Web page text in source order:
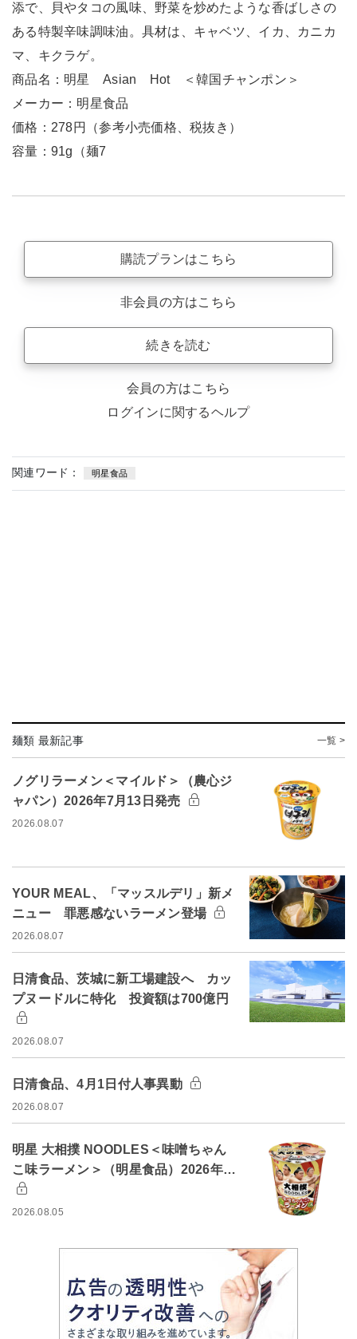
添で、貝やタコの風味、野菜を炒めたような香ばしさの
ある特製辛味調味油。具材は、キャベツ、イカ、カニカ
マ、キクラゲ。
商品名：明星 Asian Hot ＜韓国チャンポン＞
メーカー：明星食品
価格：278円（参考小売価格、税抜き）
容量：91g（麺7
購読プランはこちら
非会員の方はこちら
続きを読む
会員の方はこちら
ログインに関するヘルプ
関連ワード： 明星食品
麺類 最新記事 一覧 >
ノグリラーメン＜マイルド＞（農心ジ
ャパン）2026年7月13日発売
2026.08.07
YOUR MEAL、「マッスルデリ」新メ
ニュー 罪悪感ないラーメン登場
2026.08.07
日清食品、茨城に新工場建設へ カッ
プヌードルに特化 投資額は700億円
2026.08.07
日清食品、4月1日付人事異動
2026.08.07
明星 大相撲 NOODLES＜味噌ちゃん
こ味ラーメン＞（明星食品）2026年…
2026.08.05